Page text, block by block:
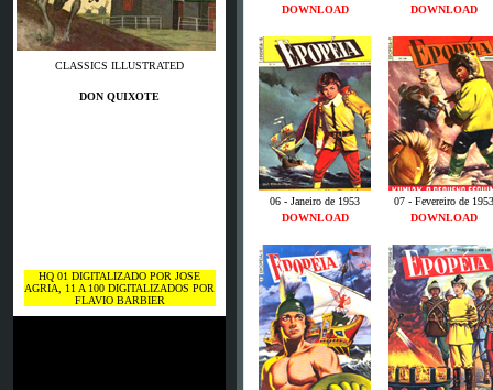
CLASSICS ILLUSTRATED
DON QUIXOTE
HQ 01 DIGITALIZADO POR JOSE
AGRIA, 11 A 100 DIGITALIZADOS POR
FLAVIO BARBIER
DOWNLOAD
DOWNLOAD
06 - Janeiro de 1953
07 - Fevereiro de 1953
DOWNLOAD
DOWNLOAD